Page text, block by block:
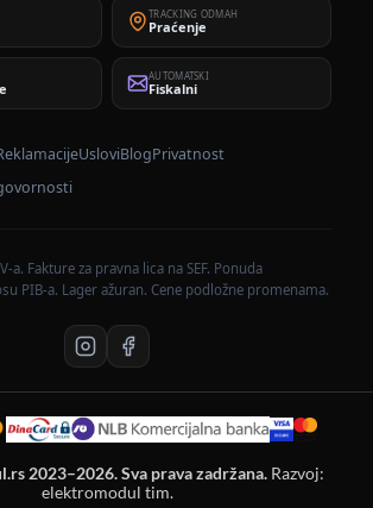
TRACKING ODMAH
Praćenje
AUTOMATSKI
Fiskalni
UsloviBlogPrivatnost
a. Fakture za pravna lica na SEF. Ponuda
PIB-a. Lager ažuran. Cene podložne promenama.
2023–2026. Sva prava zadržana. Razvoj:
elektromodul tim.